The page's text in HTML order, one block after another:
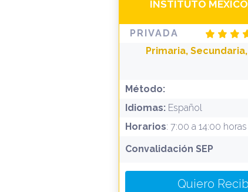
INSTITUTO
PRIVADA
Primaria,
Método:
Idiomas: Español
Horarios: 7:00 a 14:00 horas
Convalidación SEP
Quiero